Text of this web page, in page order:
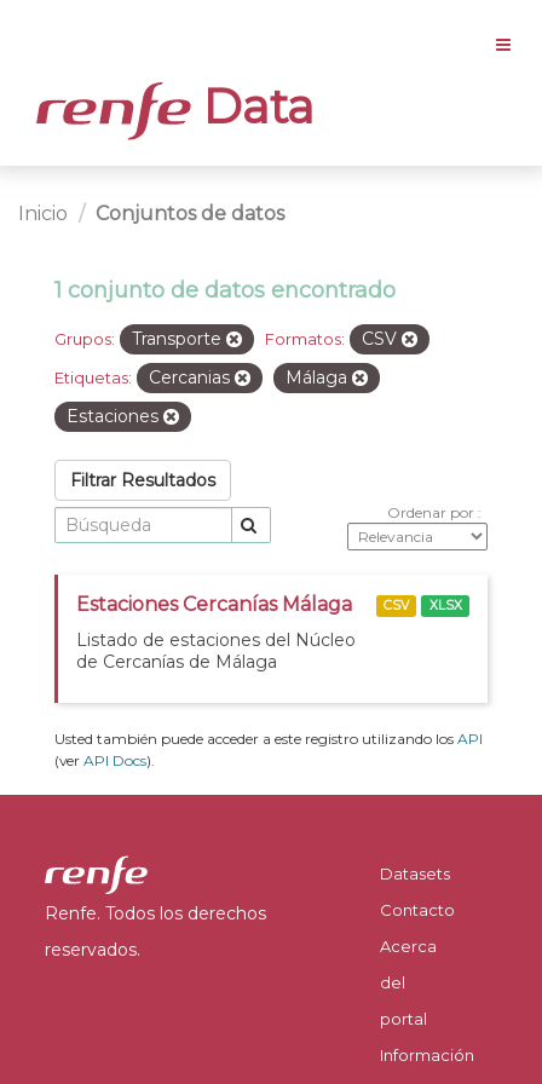
Data
Inicio Conjuntos de datos
1 conjunto de datos encontrado
Grupos: Transporte Formatos: CSV
Etiquetas: Cercanias
Málaga
Estaciones
Filtrar Resultados
Ordenar por
Estaciones Cercanías Málaga
Listado de estaciones del Núcleo
de Cercanías de Málaga
CSV XLSX
Usted también puede acceder a este registro utilizando los API
(ver API Docs).
Renfe. Todos los derechos
reservados.
Datasets
Contacto
Acerca
del
portal
Información